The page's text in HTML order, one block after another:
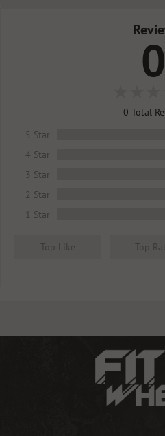
ได้ในระบบการสั่งซื้อของ
ติดต่อแจ้งขอผ่อนชำระกับทางธ
เครดิตธนาคารที่ระบุไว้เท่านั้น
รายละเอียด
เครื่องออกกำลังกาย
https://fitwhey.com/
0
0 Total
5 Star
4 Star
3 Star
2 Star
1 Star
Top Like Top